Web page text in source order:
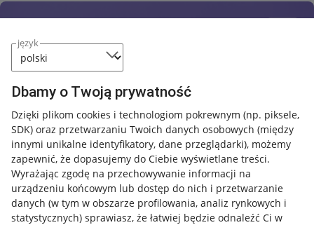
język
Dbamy o Twoją prywatność
Dzięki plikom cookies i technologiom pokrewnym (np. piksele,
SDK) oraz przetwarzaniu Twoich danych osobowych (między
innymi unikalne identyfikatory, dane przeglądarki), możemy
zapewnić, że dopasujemy do Ciebie wyświetlane treści.
Wyrażając zgodę na przechowywanie informacji na
urządzeniu końcowym lub dostęp do nich i przetwarzanie
danych (w tym w obszarze profilowania, analiz rynkowych i
statystycznych) sprawiasz, że łatwiej będzie odnaleźć Ci w